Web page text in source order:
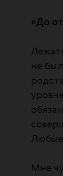
«До
не
Любые
Мне